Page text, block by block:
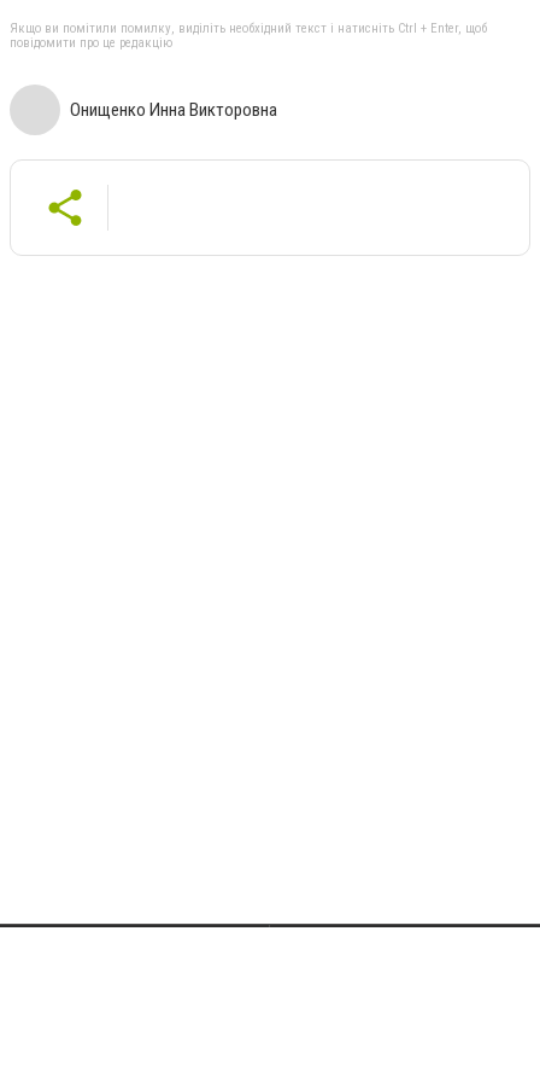
Якщо ви помітили помилку, виділіть необхідний текст і натисніть Ctrl + Enter, щоб
повідомити про це редакцію
Онищенко Инна Викторовна